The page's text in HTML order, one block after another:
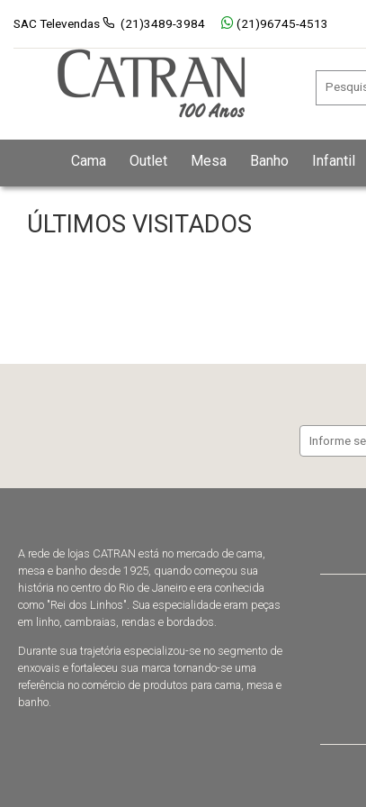
SAC Televendas (21)3489-3984 (21)96745-4513
Cama Outlet Mesa Banho Infantil
ÚLTIMOS VISITADOS
A rede de lojas CATRAN está no mercado de cama,
mesa e banho desde 1925, quando começou sua
história no centro do Rio de Janeiro e era conhecida
como "Rei dos Linhos". Sua especialidade eram peças
em linho, cambraias, rendas e bordados.
Durante sua trajetória especializou-se no segmento de
enxovais e fortaleceu sua marca tornando-se uma
referência no comércio de produtos para cama, mesa e
banho.